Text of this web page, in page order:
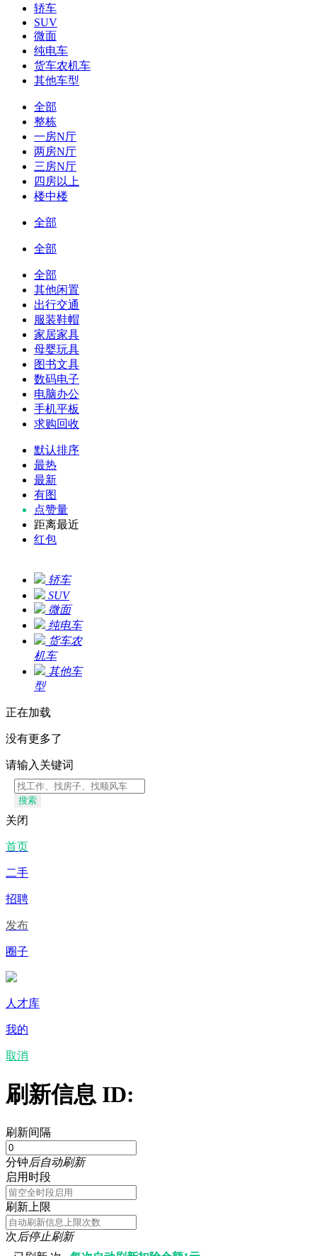
轿车
SUV
微面
纯电车
货车农机车
其他车型
全部
整栋
一房N厅
两房N厅
三房N厅
四房以上
楼中楼
全部
全部
全部
其他闲置
出行交通
服装鞋帽
家居家具
母婴玩具
图书文具
数码电子
电脑办公
手机平板
求购回收
默认排序
最热
最新
有图
点赞量
距离最近
红包
轿车
SUV
微面
纯电车
货车农
机车
其他车
型
正在加载
没有更多了
请输入关键词
搜索
关闭
首页
二手
招聘
发布
圈子
人才库
我的
取消
刷新信息 ID:
刷新间隔
分钟后自动刷新
启用时段
刷新上限
次后停止刷新